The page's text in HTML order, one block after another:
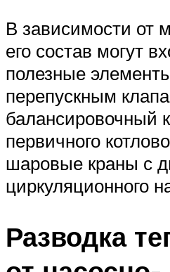
В зависимости от
его состав могут
полезные
перепускным
балансировочный
первичного
шаровые краны с
циркуляционного
Разводка